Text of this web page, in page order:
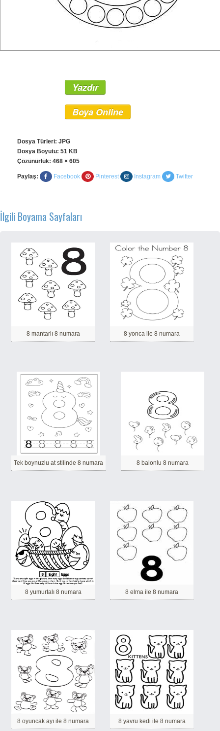
Yazdır
Boya Online
Dosya Türleri: JPG
Dosya Boyutu: 51 KB
Çözünürlük: 468 × 605
Paylaş: Facebook Pinterest Instagram Twitter
İlgili Boyama Sayfaları
8 mantarlı 8 numara 8 yonca ile 8 numara
Tek boynuzlu at stilinde 8 numara 8 balonlu 8 numara
8 yumurtalı 8 numara 8 elma ile 8 numara
8 oyuncak ayı ile 8 numara 8 yavru kedi ile 8 numara